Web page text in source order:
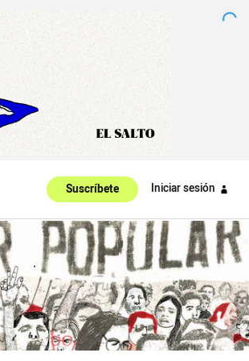
Suscríbete Iniciar sesión